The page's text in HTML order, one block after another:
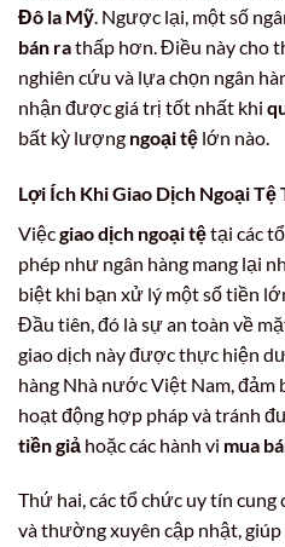
Đô la Mỹ. Ngược lại, một số
bán rathấp hơn. Điều này cho
nghiên cứu và lựa chọn ngân
nhận được giá trị tốt nhất khi
bất kỳ lượng ngoại tệ lớn nào.
Lợi Ích Khi Giao Dịch Ngoại
Việcgiao dịch ngoại tệtại các
phép như ngân hàng mang lại
biệt khi bạn xử lý một số tiền
Đầu tiên, đó là sự an toàn về
giao dịch này được thực hiện
hàng Nhà nước Việt Nam, đảm
hoạt động hợp pháp và tránh
tiền giả hoặc các hành vi mua
Thứ hai, các tổ chức uy tín cung
và thường xuyên cập nhật,